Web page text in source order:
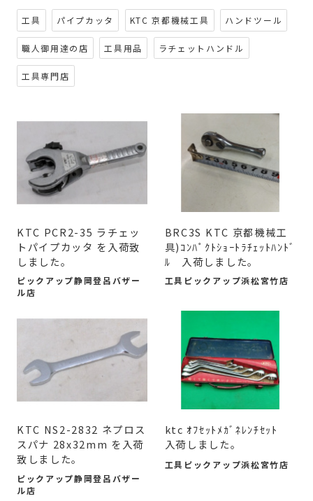
工具 パイプカッタ KTC 京都機械工具 ハンドツール
職人御用達の店 工具用品 ラチェットハンドル
工具専門店
KTC PCR2-35 ラチェッ
トパイプカッタ を入荷致
しました。
ピックアップ静岡登呂バザー
ル店
BRC3S KTC 京都機械工
具)ｺﾝﾊﾟｸﾄｼｮｰﾄﾗﾁｪｯﾄﾊﾝﾄﾞ
ﾙ 入荷しました。
工具ピックアップ浜松宮竹店
KTC NS2-2832 ネプロス
スパナ 28x32mm を入荷
致しました。
ピックアップ静岡登呂バザー
ル店
ktc ｵﾌｾｯﾄﾒｶﾞﾈﾚﾝﾁｾｯﾄ
入荷しました。
工具ピックアップ浜松宮竹店